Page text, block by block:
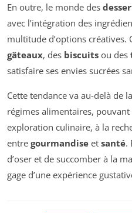
En outre, le monde des
avec l’intégration des
multitude d’options créatives.
gâteaux, des biscuits ou des
satisfaire ses envies sucrées
Cette tendance va au-delà de
régimes alimentaires,
exploration culinaire, à la
entre gourmandise et santé.
d’oser et de succomber à la
gage d’une expérience